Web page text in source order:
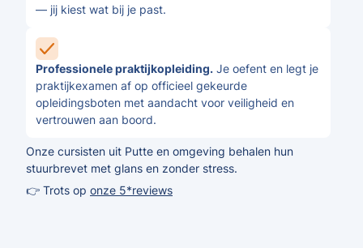
— jij kiest wat bij je past.
Professionele praktijkopleiding. Je oefent en legt je
praktijkexamen af op officieel gekeurde
opleidingsboten met aandacht voor veiligheid en
vertrouwen aan boord.
Onze cursisten uit Putte en omgeving behalen hun
stuurbrevet met glans en zonder stress.
👉 Trots op onze 5*reviews